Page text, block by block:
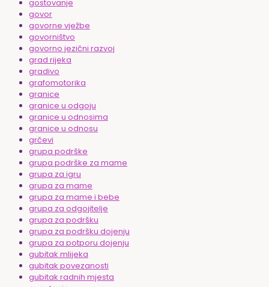
gostovanje
govor
govorne vježbe
govorništvo
govorno jezični razvoj
grad rijeka
gradivo
grafomotorika
granice
granice u odgoju
granice u odnosima
granice u odnosu
grčevi
grupa podrške
grupa podrške za mame
grupa za igru
grupa za mame
grupa za mame i bebe
grupa za odgojitelje
grupa za podršku
grupa za podršku dojenju
grupa za potporu dojenju
gubitak mlijeka
gubitak povezanosti
gubitak radnih mjesta